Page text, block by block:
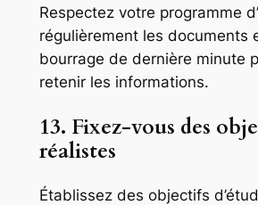
Respectez votre programme
régulièrement les documents
bourrage de dernière minute
retenir les informations.
13. Fixez-vous des
réalistes
Établissez des objectifs